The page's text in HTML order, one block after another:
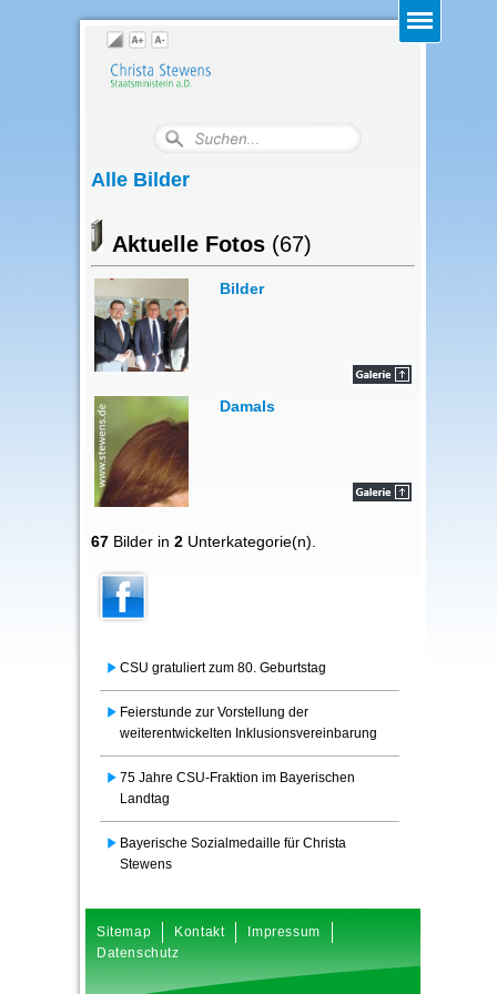
Alle Bilder
Aktuelle Fotos (67)
Bilder
Damals
67 Bilder in 2 Unterkategorie(n).
CSU gratuliert zum 80. Geburtstag
Feierstunde zur Vorstellung der
weiterentwickelten Inklusionsvereinbarung
75 Jahre CSU-Fraktion im Bayerischen
Landtag
Bayerische Sozialmedaille für Christa
Stewens
Sitemap Kontakt
Impressum
Datenschutz